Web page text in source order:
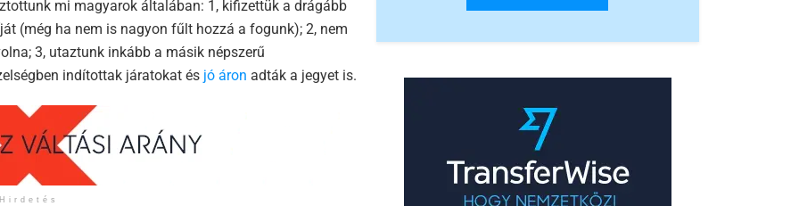
mi magyarok általában: 1, kifizettük a drágább
(még ha nem is nagyon fűlt hozzá a fogunk); 2, nem
3, utaztunk inkább a másik népszerű
indítottak járatokat és jó áron adták a jegyet is.
Hirdetés